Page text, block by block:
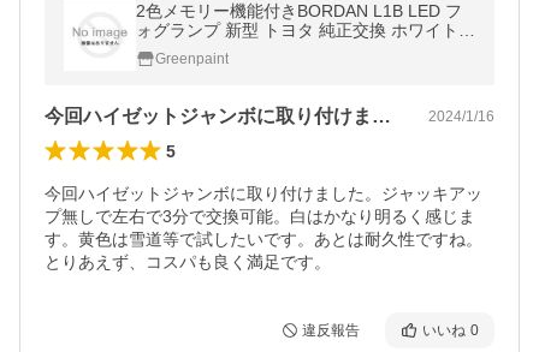
2色メモリー機能付きBORDAN L1B LED フ
ォグランプ 新型 トヨタ 純正交換 ホワイト/
イエロー 2色切り替え メモリー機能 爆光
Greenpaint
今回ハイゼットジャンボに取り付けました… 2024/1/16
5
今回ハイゼットジャンボに取り付けました。ジャッキアッ
プ無しで左右で3分で交換可能。白はかなり明るく感じま
す。黄色は雪道等で試したいです。あとは耐久性ですね。
とりあえず、コスパも良く満足です。
違反報告 いいね 0